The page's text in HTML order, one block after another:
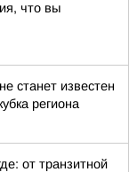
что вы
станет известен
региона
от транзитной